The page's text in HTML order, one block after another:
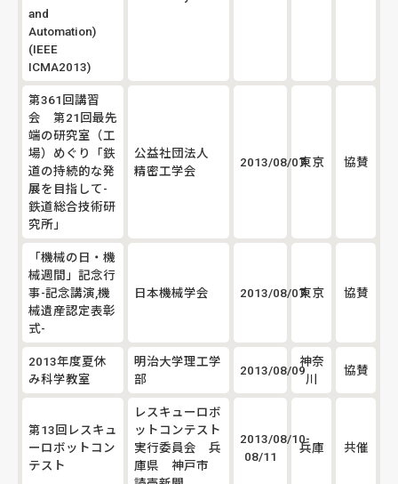
and
Automation)
(IEEE
ICMA2013)
第361回講習
会 第21回最先
端の研究室（工
場）めぐり「鉄
道の持続的な発
展を目指して-
鉄道総合技術研
究所」
公益社団法人
精密工学会
2013/08/07東京 協賛
「機械の日・機
械週間」記念行
事-記念講演,機
械遺産認定表彰
式-
日本機械学会 2013/08/07東京 協賛
2013年度夏休
み科学教室
明治大学理工学
部
2013/08/09
神奈
川
協賛
第13回レスキュ
ーロボットコン
テスト
レスキューロボ
ットコンテスト
実行委員会 兵
庫県 神戸市
2013/08/10-
08/11
兵庫 共催